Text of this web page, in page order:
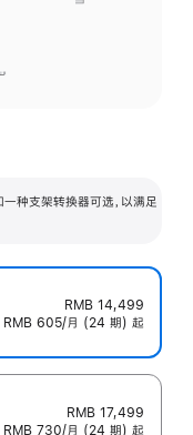
种支架转换器可选，以满足
RMB 14,499
RMB 605/月 (24 期) 起
RMB 17,499
RMB 730/月 (24 期) 起